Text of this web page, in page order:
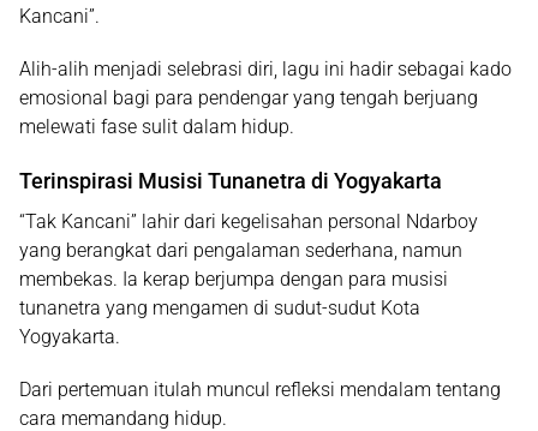
Kancani”.
Alih-alih menjadi selebrasi diri, lagu ini hadir sebagai kado
emosional bagi para pendengar yang tengah berjuang
melewati fase sulit dalam hidup.
Terinspirasi Musisi Tunanetra di Yogyakarta
“Tak Kancani” lahir dari kegelisahan personal Ndarboy
yang berangkat dari pengalaman sederhana, namun
membekas. Ia kerap berjumpa dengan para musisi
tunanetra yang mengamen di sudut-sudut Kota
Yogyakarta.
Dari pertemuan itulah muncul refleksi mendalam tentang
cara memandang hidup.